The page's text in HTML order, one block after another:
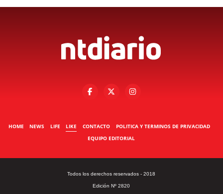
HOME NEWS LIFE LIKE CONTACTO
POLITICA Y TERMINOS DE PRIVACIDAD
EQUIPO EDITORIAL
Todos los derechos reservados - 2018
Edición Nº 2820